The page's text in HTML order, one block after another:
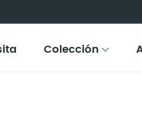
Colección